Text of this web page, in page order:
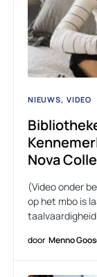
NIEUWS VIDEO
Nova
(Video onder
op het mbo is
door Menno